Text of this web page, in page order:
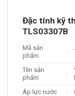
Đặc tính kỹ
TLS03307B
Mã sản
phẩm
:
Tên sản
phẩm
:
Áp lực nước
: